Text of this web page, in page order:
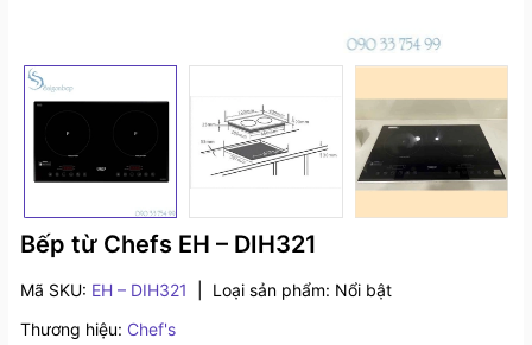
Bếp từ Chefs EH – DIH321
Mã SKU: EH – DIH321 Loại sản phẩm: Nổi bật
Thương hiệu: Chef's